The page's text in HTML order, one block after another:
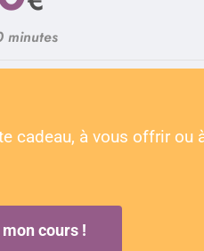
minutes
cadeau, à vous offrir
cours !